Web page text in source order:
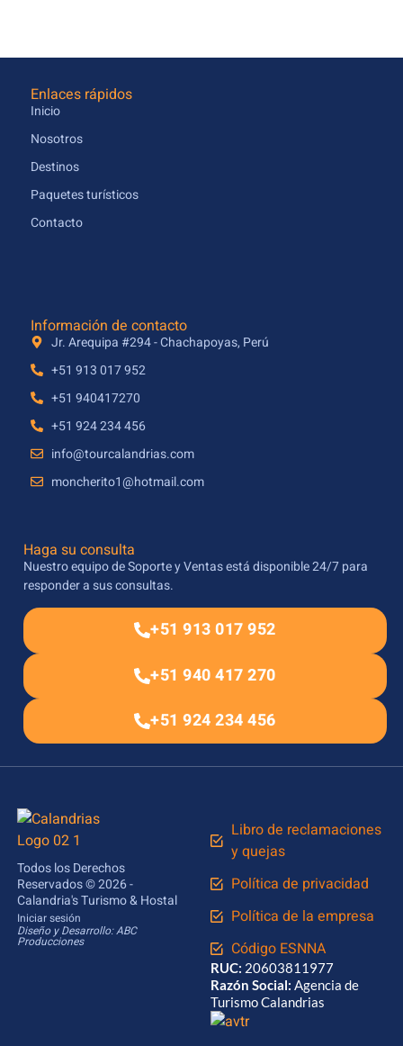
Enlaces rápidos
Inicio
Nosotros
Destinos
Paquetes turísticos
Contacto
Información de contacto
Jr. Arequipa #294 - Chachapoyas, Perú
+51 913 017 952
+51 940417270
+51 924 234 456
info@tourcalandrias.com
moncherito1@hotmail.com
Haga su consulta
Nuestro equipo de Soporte y Ventas está disponible 24/7 para
responder a sus consultas.
+51 913 017 952
+51 940 417 270
+51 924 234 456
Todos los Derechos
Reservados © 2026 -
Calandria's Turismo & Hostal
Iniciar sesión
Diseño y Desarrollo: ABC
Producciones
Libro de reclamaciones
y quejas
Política de privacidad
Política de la empresa
Código ESNNA
RUC: 20603811977
Razón Social: Agencia de
Turismo Calandrias